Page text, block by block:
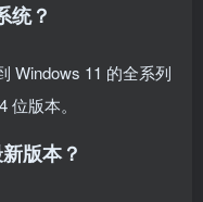
统？
Windows 11 的全系列
版本。
版本？